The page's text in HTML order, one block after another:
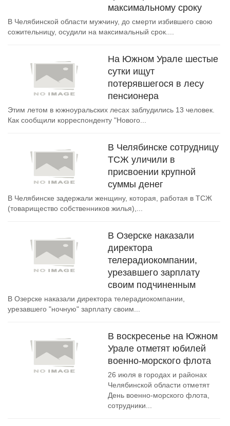
максимальному сроку
В Челябинской области мужчину, до смерти избившего свою
сожительницу, осудили на максимальный срок....
На Южном Урале шестые
сутки ищут
потерявшегося в лесу
пенсионера
Этим летом в южноуральских лесах заблудились 13 человек.
Как сообщили корреспонденту "Нового...
В Челябинске сотрудницу
ТСЖ уличили в
присвоении крупной
суммы денег
В Челябинске задержали женщину, которая, работая в ТСЖ
(товарищество собственников жилья),...
В Озерске наказали
директора
телерадиокомпании,
урезавшего зарплату
своим подчиненным
В Озерске наказали директора телерадиокомпании,
урезавшего "ночную" зарплату своим...
В воскресенье на Южном
Урале отметят юбилей
военно-морского флота
26 июля в городах и районах
Челябинской области отметят
День военно-морского флота,
сотрудники...